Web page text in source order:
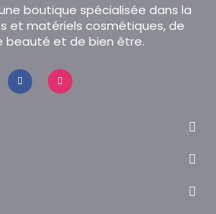
boutique spécialisée dans la
et matériels cosmétiques, de
beauté et de bien être.